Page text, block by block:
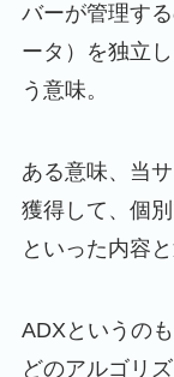
バーが管理す
ータ）を独立
う意味。
ある意味、当
獲得して、個
といった内容
ADXというの
どのアルゴリ